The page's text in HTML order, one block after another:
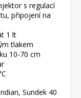
s regulací
připojení na
1 lt
tlakem
10-70 cm
Sundek 40